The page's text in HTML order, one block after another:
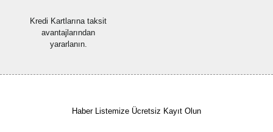
Kredi Kartlarına taksit
avantajlarından
yararlanın.
Haber Listemize Ücretsiz Kayıt Olun